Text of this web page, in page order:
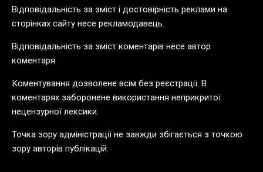
у
б
і
к
Відповідальність за зміст і достовірність реклами на
сторінках сайту несе рекламодавець.
Відповідальність за зміст коментарів несе автор
коментаря.
Коментування дозволене всім без реєстрації. В
коментарях заборонене використання неприкритої
нецензурної лексики.
Точка зору адміністрації не завжди збігається з точкою
зору авторів публікацій.